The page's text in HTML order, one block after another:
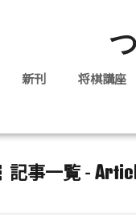
新刊 将棋講座
記事一覧 -